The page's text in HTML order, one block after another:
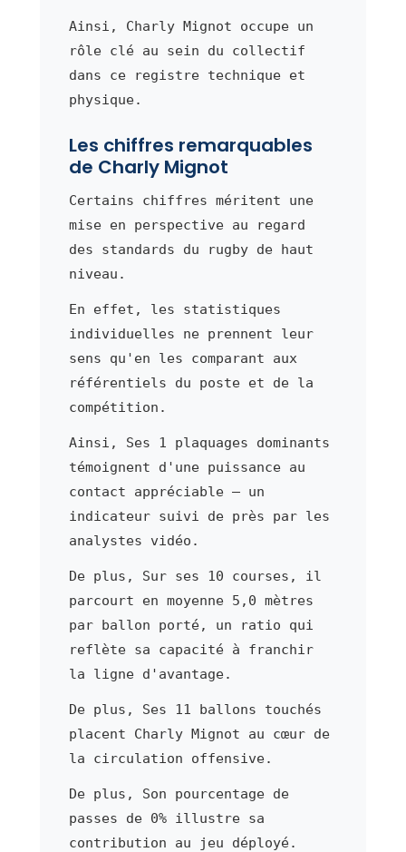
Ainsi, Charly Mignot occupe un
rôle clé au sein du collectif
dans ce registre technique et
physique.
Les chiffres remarquables
de Charly Mignot
Certains chiffres méritent une
mise en perspective au regard
des standards du rugby de haut
niveau.
En effet, les statistiques
individuelles ne prennent leur
sens qu'en les comparant aux
référentiels du poste et de la
compétition.
Ainsi, Ses 1 plaquages dominants
témoignent d'une puissance au
contact appréciable — un
indicateur suivi de près par les
analystes vidéo.
De plus, Sur ses 10 courses, il
parcourt en moyenne 5,0 mètres
par ballon porté, un ratio qui
reflète sa capacité à franchir
la ligne d'avantage.
De plus, Ses 11 ballons touchés
placent Charly Mignot au cœur de
la circulation offensive.
De plus, Son pourcentage de
passes de 0% illustre sa
contribution au jeu déployé.